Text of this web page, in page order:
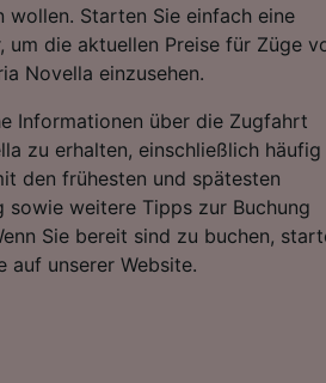
Starten Sie einfach eine
um die aktuellen Preise für Züge
Novella einzusehen.
Informationen über die Zugfahrt
zu erhalten, einschließlich häufig
den frühesten und spätesten
sowie weitere Tipps zur Buchung
Sie bereit sind zu buchen,
auf unserer Website.